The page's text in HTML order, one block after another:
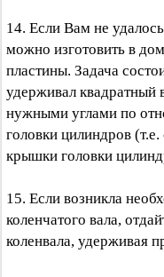
14. Если Вам не
можно изготовить в
пластины. Задача
удерживал квадратный
нужными углами по
головки цилиндров
крышки головки
15. Если возникла
коленчатого вала,
коленвала, удерживая